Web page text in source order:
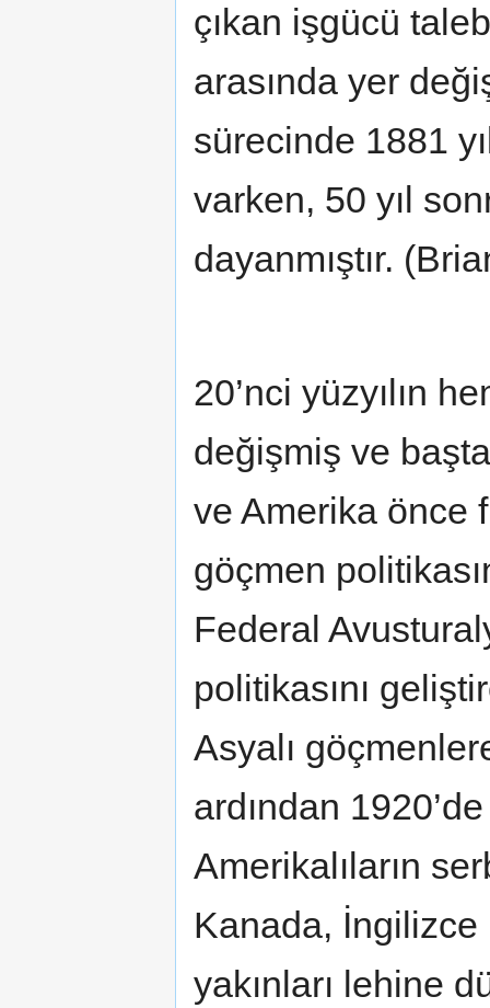
çıkan işgücü
arasında yer
sürecinde 1881
varken, 50 yıl
dayanmıştır.
20’nci yüzyılın
değişmiş ve
ve Amerika önce
göçmen
Federal
politikasını
Asyalı
ardından
Amerikalıların
Kanada,
yakınları lehine